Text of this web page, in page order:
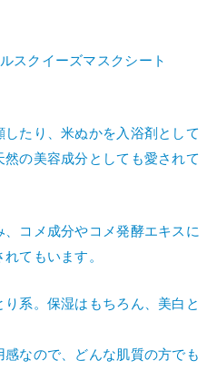
スクイーズマスクシート
たり、米ぬかを入浴剤として
の美容成分としても愛されて
コメ成分やコメ発酵エキスに
てもいます。
系。保湿はもちろん、美白と
なので、どんな肌質の方でも